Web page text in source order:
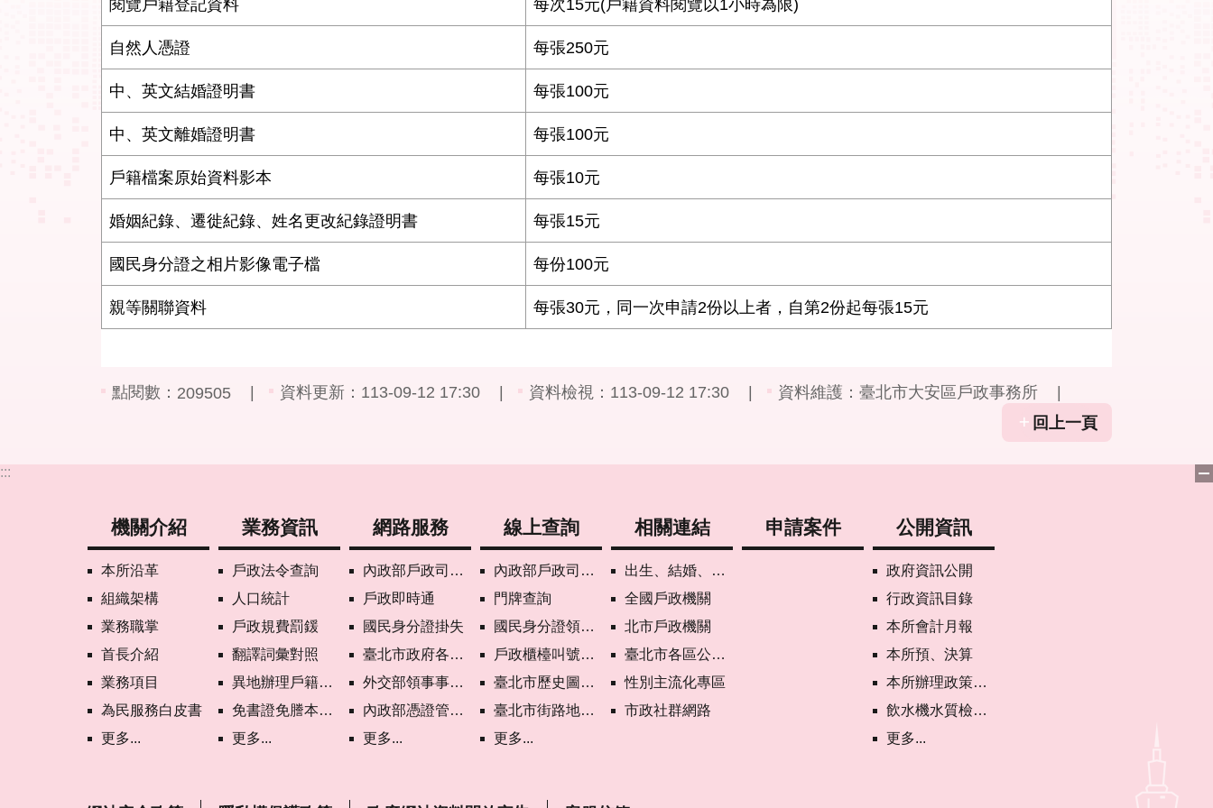
閱覽戶籍登記資料 每次15元(戶籍資料閱覽以1小時為限)
自然人憑證 每張250元
中、英文結婚證明書 每張100元
中、英文離婚證明書 每張100元
戶籍檔案原始資料影本 每張10元
婚姻紀錄、遷徙紀錄、姓名更改紀錄證明書 每張15元
國民身分證之相片影像電子檔 每份100元
親等關聯資料 每張30元，同一次申請2份以上者，自第2份起每張15元
點閱數： 209505 資料更新： 113-09-12 17:30 資料檢視： 113-09-12 17:30 資料維護： 臺北市大安區戶政事務所
回上一頁
:::
機關介紹
本所沿革
組織架構
業務職掌
首長介紹
業務項目
為民服務白皮書
更多...
業務資訊
戶政法令查詢
人口統計
戶政規費罰鍰
翻譯詞彙對照
異地辦理戶籍登記項目
免書證免謄本服務
更多...
網路服務
內政部戶政司網路線上預約
戶政即時通
國民身分證掛失
臺北市政府各機關網路電話
外交部領事事務局首次申請護照親辦作業說明
內政部憑證管理中心自然人憑證作業說明
更多...
線上查詢
內政部戶政司國籍案件進度查詢
門牌查詢
國民身分證領補換資料查詢
戶政櫃檯叫號進度查詢
臺北市歷史圖資展示系統
臺北市街路地名譯名系統
更多...
相關連結
出生、結婚、遷入、離婚及死亡5大類生活實用手冊
全國戶政機關
北市戶政機關
臺北市各區公所網站
性別主流化專區
市政社群網路
申請案件 公開資訊
政府資訊公開
行政資訊目錄
本所會計月報
本所預、決算
本所辦理政策宣導執行情形表
飲水機水質檢驗專區
更多...